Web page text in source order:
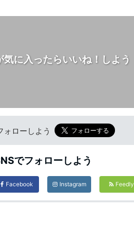
気に入ったらいいね！しよう
ローしよう
でフォローしよう
Facebook Instagram Feedly